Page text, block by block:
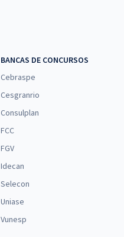
BANCAS DE CONCURSOS
Cebraspe
Cesgranrio
Consulplan
FCC
FGV
Idecan
Selecon
Uniase
Vunesp